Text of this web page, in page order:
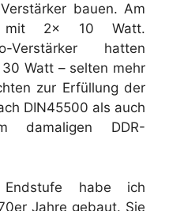
bauen. Am
mit 2x 10 Watt.
Verstärker hatten
30 Watt – selten mehr
zur Erfüllung der
DIN45500 als auch
damaligen DDR-
habe ich
Jahre gebaut. Sie